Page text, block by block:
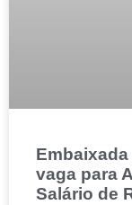
vaga para
Salário de